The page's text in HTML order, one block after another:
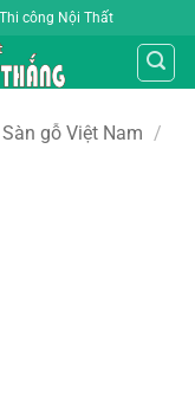
công Nội Thất
Sàn gỗ Việt Nam /